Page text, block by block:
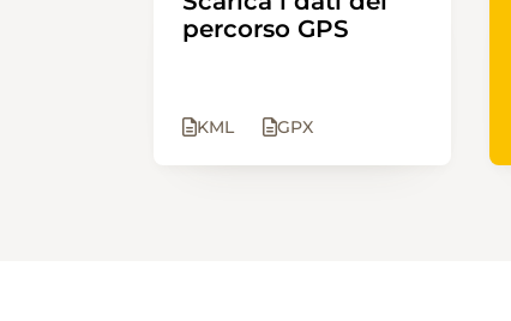
percorso GPS
KML GPX